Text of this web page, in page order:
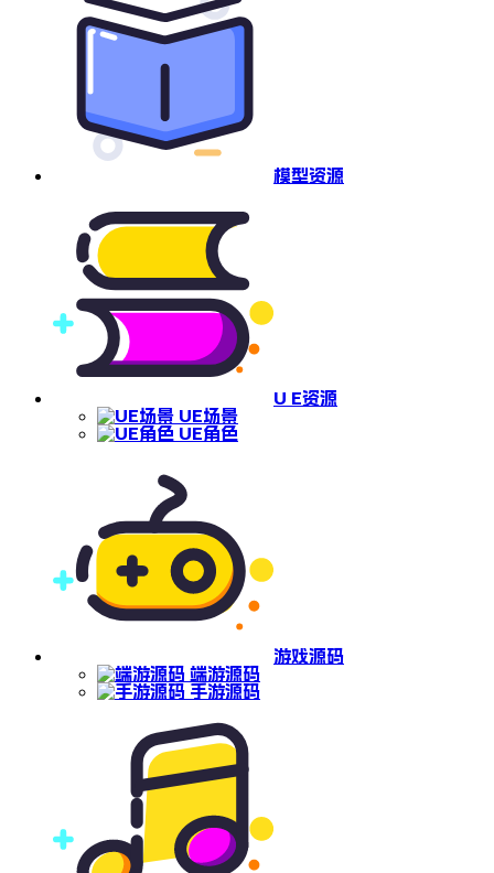
模型资源
U E资源
UE场景
UE角色
游戏源码
端游源码
手游源码